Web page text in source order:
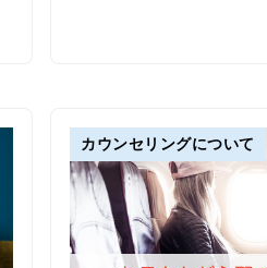
カウンセリングについて